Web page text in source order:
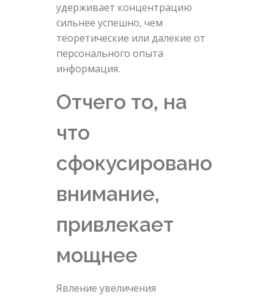
удерживает концентрацию
сильнее успешно, чем
теоретические или далекие от
персонального опыта
информация.
Отчего то, на
что
сфокусировано
внимание,
привлекает
мощнее
Явление увеличения